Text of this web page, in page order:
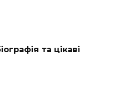
та цікаві